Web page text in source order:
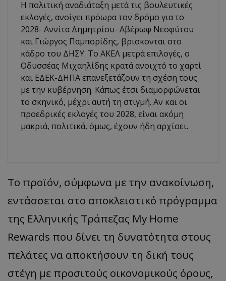
Η πολιτική αναδιάταξη μετά τις βουλευτικές
εκλογές, ανοίγει πρόωρα τον δρόμο για το
2028- Αννίτα Δημητρίου- Αβέρωφ Νεοφύτου
και Γιώργος Παμπορίδης, βρισκονται στο
κάδρο του ΔΗΣΥ. Το ΑΚΕΛ μετρά επιλογές, ο
Οδυσσέας Μιχαηλίδης κρατά ανοιχτό το χαρτί
και ΕΔΕΚ-ΔΗΠΑ επανεξετάζουν τη σχέση τους
με την κυβέρνηση. Κάπως έτσι διαμορφώνεται
το σκηνικό, μέχρι αυτή τη στιγμή. Αν και οι
προεδρικές εκλογές του 2028, είναι ακόμη
μακριά, πολιτικά, όμως, έχουν ήδη αρχίσει.
Το προϊόν, σύμφωνα με την ανακοίνωση,
εντάσσεται στο αποκλειστικό πρόγραμμα
της Ελληνικής Τράπεζας My Home
Rewards που δίνει τη δυνατότητα στους
πελάτες να αποκτήσουν τη δική τους
στέγη με προσιτούς οικονομικούς όρους,